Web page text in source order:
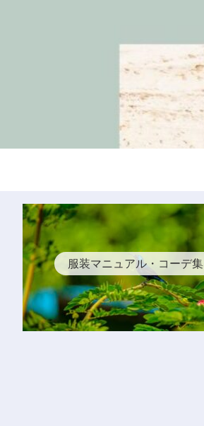
服装マニュアル・コーデ集